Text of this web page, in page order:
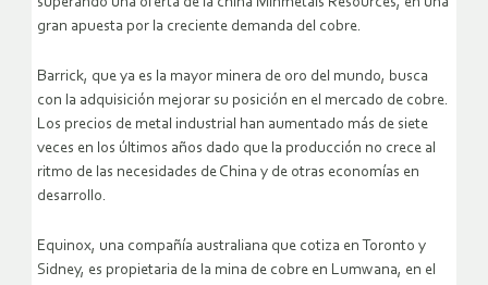
gran apuesta por la creciente demanda del cobre.
Barrick, que ya es la mayor minera de oro del mundo, busca
con la adquisición mejorar su posición en el mercado de cobre.
Los precios de metal industrial han aumentado más de siete
veces en los últimos años dado que la producción no crece al
ritmo de las necesidades de China y de otras economías en
desarrollo.
Equinox, una compañía australiana que cotiza en Toronto y
Sidney, es propietaria de la mina de cobre en Lumwana, en el